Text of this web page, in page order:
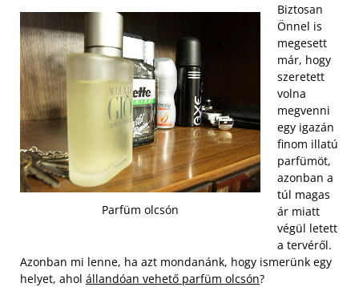
Parfüm olcsón
Biztosan
Önnel is
megesett
már, hogy
szeretett
volna
megvenni
egy igazán
finom illatú
parfümöt,
azonban a
túl magas
ár miatt
végül letett
a tervéről.
Azonban mi lenne, ha azt mondanánk, hogy ismerünk egy
helyet, ahol állandóan vehető parfüm olcsón?